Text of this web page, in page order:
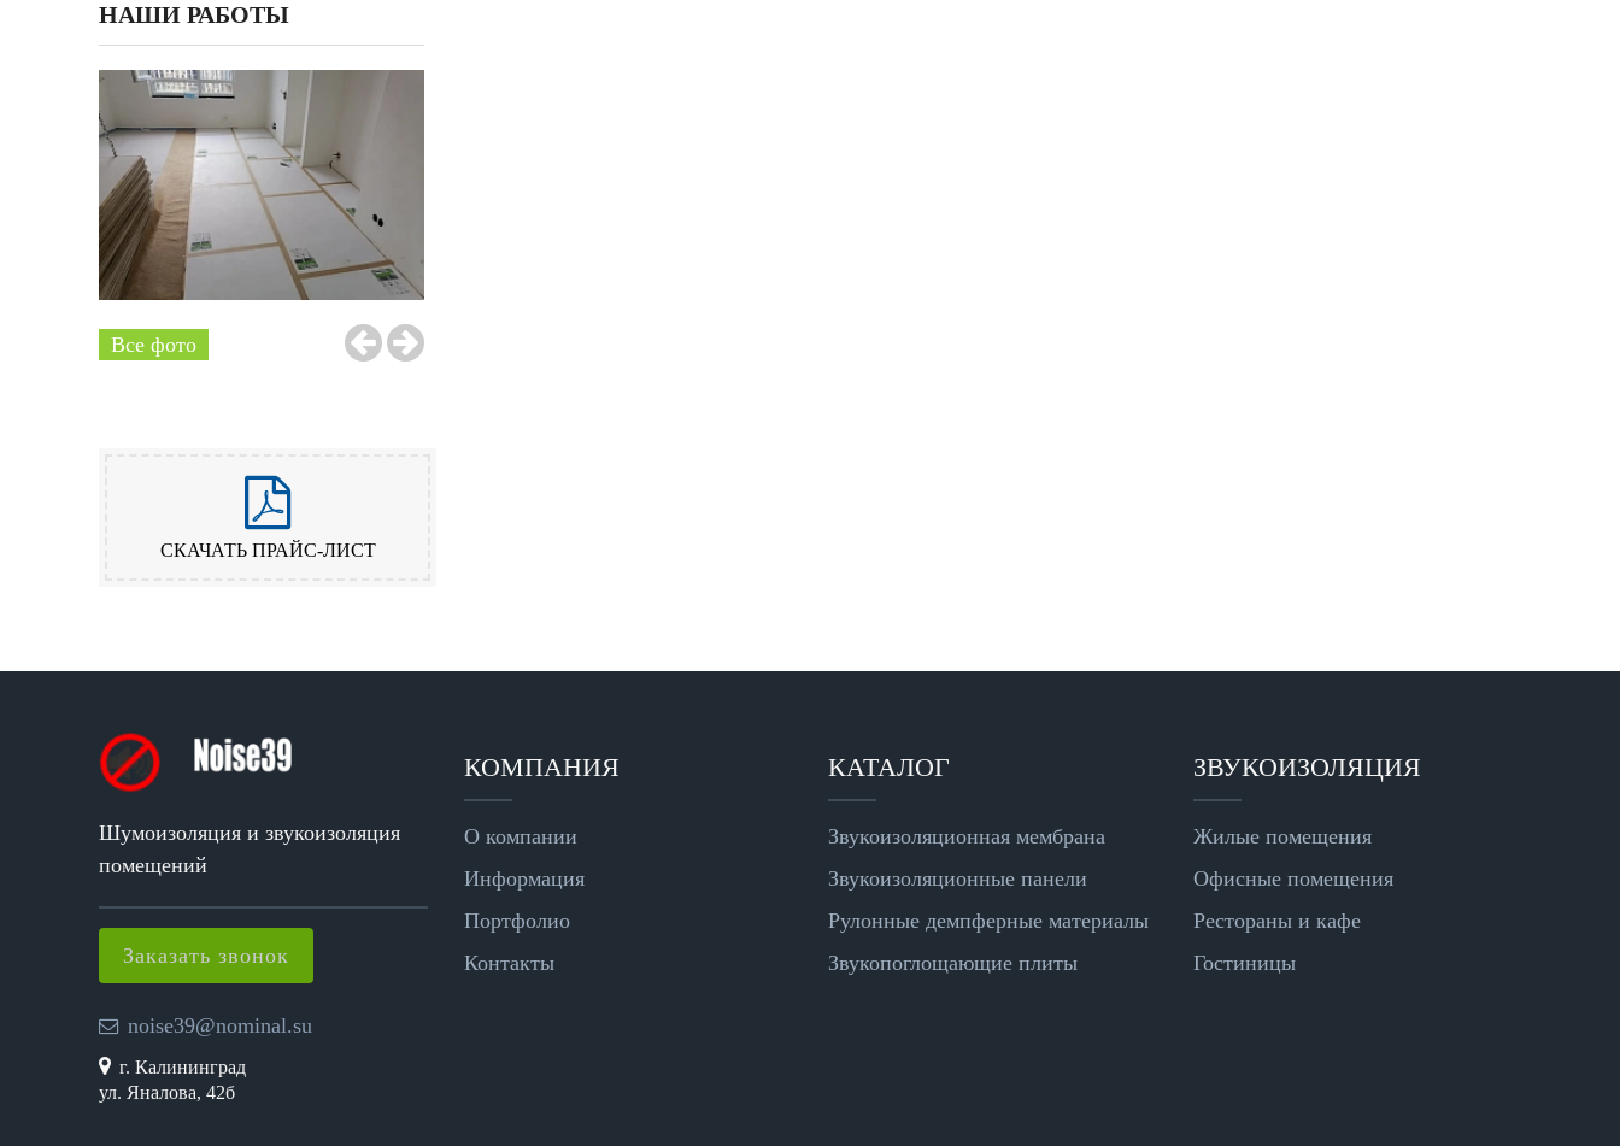
НАШИ РАБОТЫ
Все фото
СКАЧАТЬ ПРАЙС-ЛИСТ
Шумоизоляция и звукоизоляция
помещений
Заказать звонок
noise39@nominal.su
г. Калининград
ул. Яналова, 42б
КОМПАНИЯ
О компании
Информация
Портфолио
Контакты
КАТАЛОГ
Звукоизоляционная мембрана
Звукоизоляционные панели
Рулонные демпферные материалы
Звукопоглощающие плиты
ЗВУКОИЗОЛЯЦИЯ
Жилые помещения
Офисные помещения
Рестораны и кафе
Гостиницы